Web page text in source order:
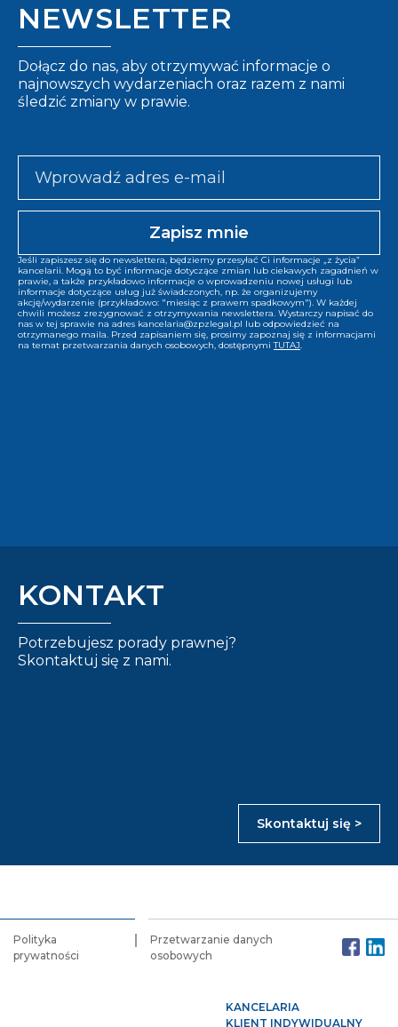
NEWSLETTER
Dołącz do nas, aby otrzymywać informacje o
najnowszych wydarzeniach oraz razem z nami
śledzić zmiany w prawie.
Jeśli zapiszesz się do newslettera, będziemy przesyłać Ci informacje „z życia”
kancelarii. Mogą to być informacje dotyczące zmian lub ciekawych zagadnień w
prawie, a także przykładowo informacje o wprowadzeniu nowej usługi lub
informacje dotyczące usług już świadczonych, np. że organizujemy
akcję/wydarzenie (przykładowo: "miesiąc z prawem spadkowym"). W każdej
chwili możesz zrezygnować z otrzymywania newslettera. Wystarczy napisać do
nas w tej sprawie na adres kancelaria@zpzlegal.pl lub odpowiedzieć na
otrzymanego maila. Przed zapisaniem się, prosimy zapoznaj się z informacjami
na temat przetwarzania danych osobowych, dostępnymiTUTAJ.
KONTAKT
Potrzebujesz porady prawnej?
Skontaktuj się z nami.
Skontaktuj się >
Polityka
prywatności
Przetwarzanie danych
osobowych
KANCELARIA
KLIENT INDYWIDUALNY